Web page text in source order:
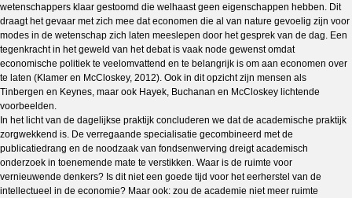
wetenschappers klaar gestoomd die welhaast geen eigenschappen hebben. Dit
draagt het gevaar met zich mee dat economen die al van nature gevoelig zijn voor
modes in de wetenschap zich laten meeslepen door het gesprek van de dag. Een
tegenkracht in het geweld van het debat is vaak node gewenst omdat
economische politiek te veelomvattend en te belangrijk is om aan economen over
te laten (Klamer en McCloskey, 2012). Ook in dit opzicht zijn mensen als
Tinbergen en Keynes, maar ook Hayek, Buchanan en McCloskey lichtende
voorbeelden.
In het licht van de dagelijkse praktijk concluderen we dat de academische praktijk
zorgwekkend is. De verregaande specialisatie gecombineerd met de
publicatiedrang en de noodzaak van fondsenwerving dreigt academisch
onderzoek in toenemende mate te verstikken. Waar is de ruimte voor
vernieuwende denkers? Is dit niet een goede tijd voor het eerherstel van de
intellectueel in de economie? Maar ook: zou de academie niet meer ruimte